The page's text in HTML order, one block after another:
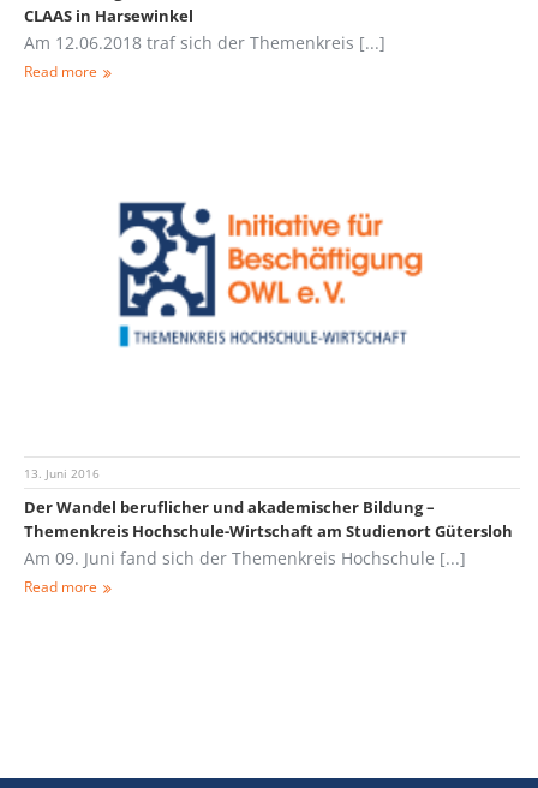
CLAAS in Harsewinkel
Am 12.06.2018 traf sich der Themenkreis [...]
Read more
13. Juni 2016
Der Wandel beruflicher und akademischer Bildung –
Themenkreis Hochschule-Wirtschaft am Studienort Gütersloh
Am 09. Juni fand sich der Themenkreis Hochschule [...]
Read more